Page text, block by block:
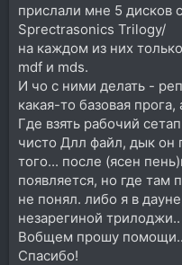
прислали мне 5 дисков
Sprectrasonics Trilogy/
на каждом из них
mdf и mds.
И чо с ними делать -
какая-то базовая прога,
Где взять рабочий
чисто Длл файл, дык он
того... после (ясен
появляется, но где там
не понял. либо я в
незарегиной трилоджи..
Вобщем прошу
Спасибо!